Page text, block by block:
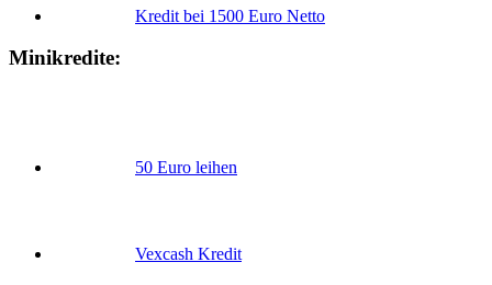
Kredit bei 1500 Euro Netto
Minikredite:
50 Euro leihen
Vexcash Kredit